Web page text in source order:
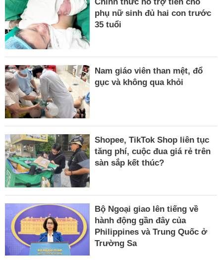
phụ nữ sinh đủ hai con trước
35 tuổi
Nam giáo viên than mệt, đổ
gục và không qua khỏi
Shopee, TikTok Shop liên tục
tăng phí, cuộc đua giá rẻ trên
sàn sắp kết thúc?
Bộ Ngoại giao lên tiếng về
hành động gần đây của
Philippines và Trung Quốc ở
Trường Sa